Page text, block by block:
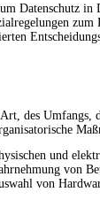
Datenschutz
des
und
von
von